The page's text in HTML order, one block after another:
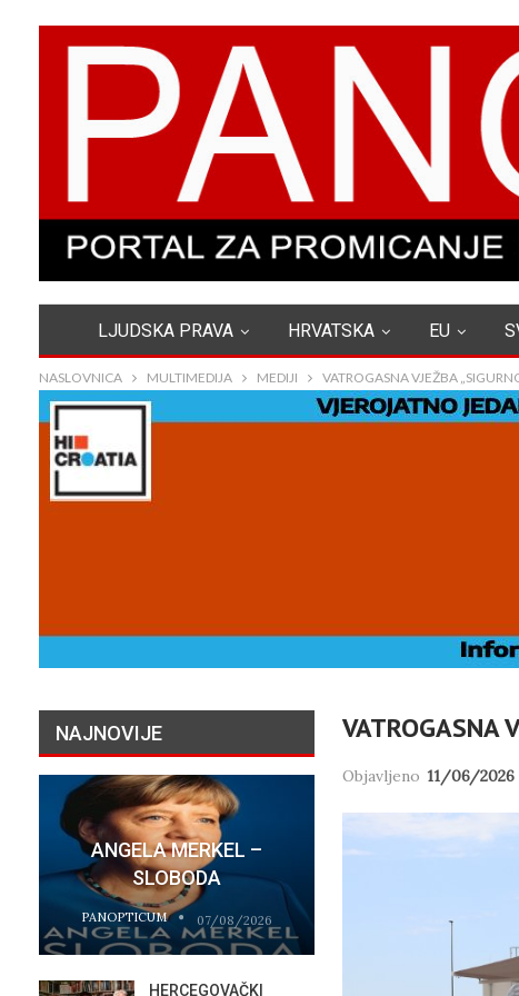
LJUDSKA PRAVA HRVATSKA EU
NASLOVNICA MULTIMEDIJA MEDIJI VATROGASNA VJEŽBA
VATROGASNA
Objavljeno 11/06/2026
NAJNOVIJE
ANGELA MERKEL –
SLOBODA
PANOPTICUM 07/08/2026
HERCEGOVAČKI
VATROGASCI
– ZBOG
PILOTA
TAJNE